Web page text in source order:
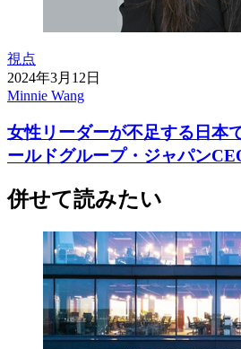
視点
2024年3月12日
Minnie Wang
女性リーダーが不足する日本
ールドグループ・ジャパン
併せて読みたい